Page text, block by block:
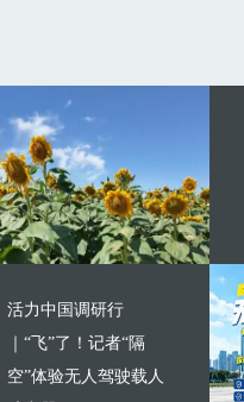
活力中国调研行
｜“飞”了！记者“隔
空”体验无人驾驶载人